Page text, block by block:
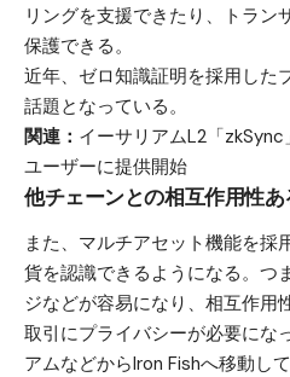
リングを支援できたり、トラン
保護できる。
近年、ゼロ知識証明を採用した
話題となっている。
関連： イーサリアムL2「
ユーザーに提供開始
他チェーンとの相互作用性あ
また、マルチアセット機能を採
貨を認識できるようになる。つ
ジなどが容易になり、相互作用
取引にプライバシーが必要にな
アムなどからIron Fishへ移動し